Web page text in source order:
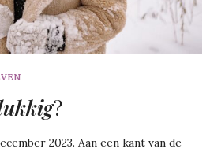
?
2023. Aan een kant van de